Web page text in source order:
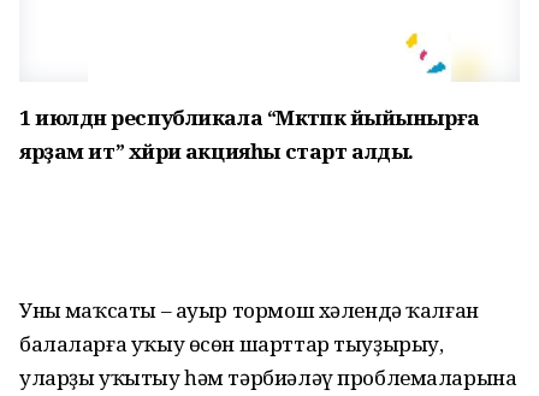
1 июлдән республикала “Мәктәпкә йыйынырға
ярҙам ит” хәйриә акцияһы старт алды.
Уның маҡсаты – ауыр тормош хәлендә ҡалған
балаларға уҡыу өсөн шарттар тыуҙырыу,
уларҙы уҡытыу һәм тәрбиәләү проблемаларына